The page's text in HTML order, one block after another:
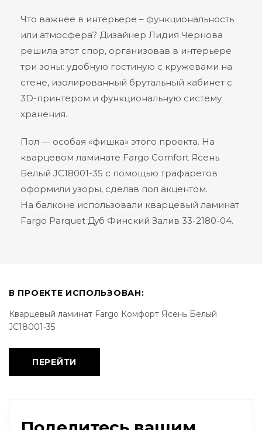
Что важнее в интерьере – функциональность
или атмосфера? Дизайнер Лидия Чернова
решила этот спор, организовав в интерьере
три зоны: удобную гостиную с кружевами на
стене, изолированный брутальный кабинет с
3D-принтером и функциональную систему
хранения.
Пол — особая «фишка» этого проекта. На
кварцевом ламинате Fargo Comfort Ясень
Белый JC18001-35 с помощью трафаретов
оформили узоры, сделав пол акцентом.
На балконе использовали кварцевый ламинат
Fargo Parquet Дуб Финский Залив 33-2180-04.
В ПРОЕКТЕ ИСПОЛЬЗОВАН:
Кварцевый ламинат Fargo Комфорт Ясень Белый
JC18001-35
ПЕРЕЙТИ